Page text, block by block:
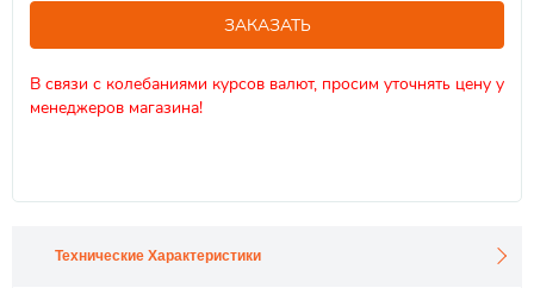
ЗАКАЗАТЬ
В связи с колебаниями курсов валют, просим уточнять цену у
менеджеров магазина!
Технические Характеристики